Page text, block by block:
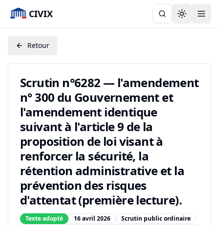
CIVIX Toggle
Retour
Scrutin n°6282 — l'amendement
n° 300 du Gouvernement et
l'amendement identique
suivant à l'article 9 de la
proposition de loi visant à
renforcer la sécurité, la
rétention administrative et la
prévention des risques
d'attentat (première lecture).
Texte adopté 16 avril 2026 Scrutin public ordinaire